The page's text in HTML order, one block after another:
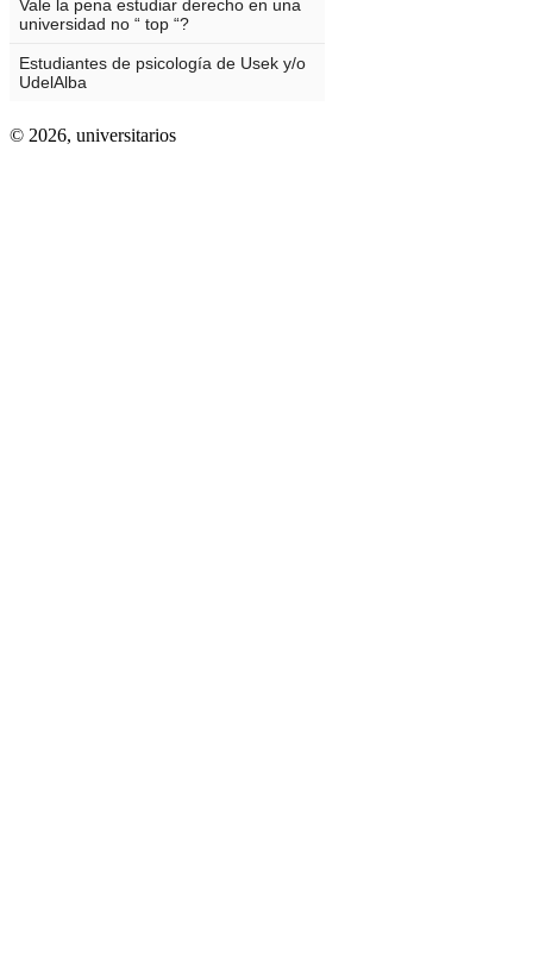
© 2026, universitarios